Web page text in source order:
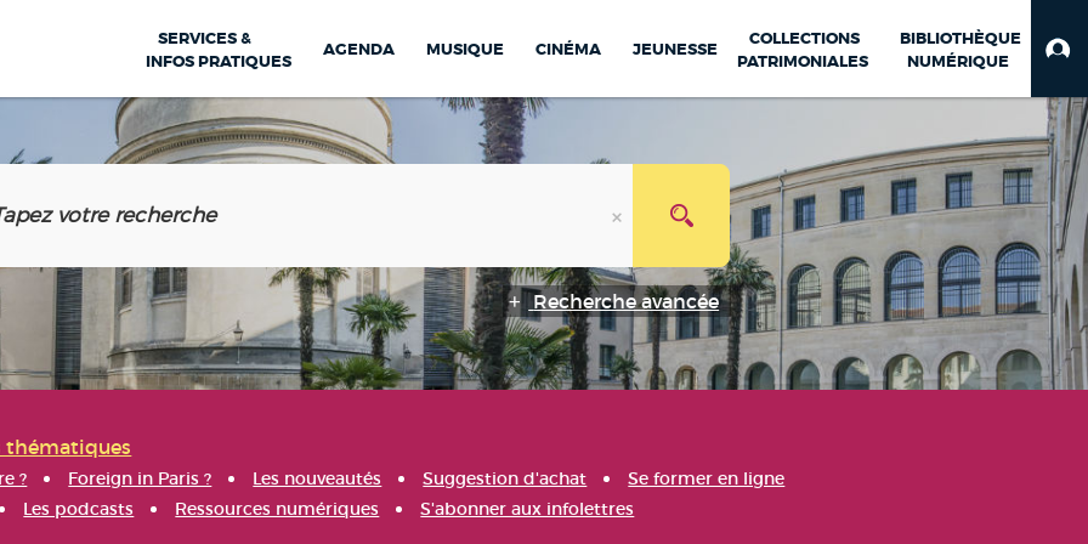
SERVICES &
INFOS PRATIQUES
AGENDA MUSIQUE CINÉMA JEUNESSE
COLLECTIONS
PATRIMONIALES
BIBLIOTHÈQUE
NUMÉRIQUE
Recherche avancée
thématiques
? Foreign in Paris ? Les nouveautés Suggestion d'achat
Se former en ligne
Les podcasts Ressources numériques S'abonner aux infolettres